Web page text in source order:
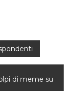
di meme su